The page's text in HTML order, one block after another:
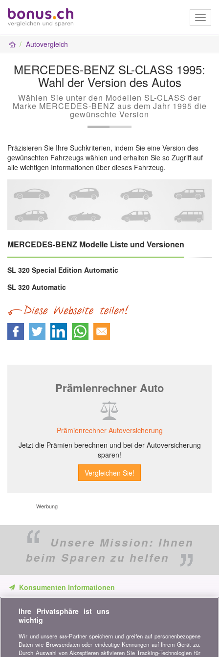
Autovergleich
MERCEDES-BENZ SL-CLASS 1995:
Wahl der Version des Autos
Wählen Sie unter den Modellen SL-CLASS der
Marke MERCEDES-BENZ aus dem Jahr 1995 die
gewünschte Version
Präzisieren Sie Ihre Suchkriterien, indem Sie eine Version des
gewünschten Fahrzeugs wählen und erhalten Sie so Zugriff auf
alle wichtigen Informationen über dieses Fahrzeug.
MERCEDES-BENZ Modelle Liste und Versionen
SL 320 Special Edition Automatic
SL 320 Automatic
Prämienrechner Auto
Prämienrechner Autoversicherung
Jetzt die Prämien berechnen und bei der Autoversicherung
sparen!
Werbung
Unsere Mission: Ihnen
beim Sparen zu helfen
Konsumenten Informationen
unsere Vergleiche, Ratschläge und Tipps in den Bereichen
Versicherung, Finanzen, Konsumgüter und vieles mehr...
Newsletter bestellen
Ihre Privatsphäre ist uns
wichtig
Wir und unsere 638-Partner speichern und greifen auf personenbezogene
Daten wie Browserdaten oder eindeutige Kennungen auf Ihrem Gerät zu.
Durch Auswahl von Akzeptieren aktivieren Sie Tracking-Technologien für